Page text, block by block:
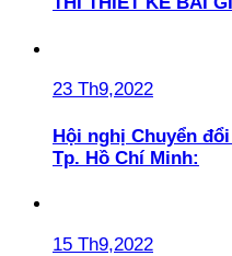
23 Th9,2022
Hội nghị Chuyển
Tp. Hồ Chí Minh:
15 Th9,2022